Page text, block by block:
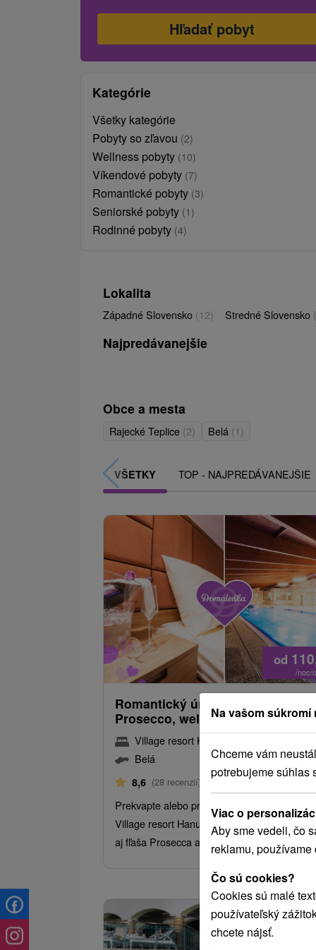
Kategórie
Všetky kategórie
Pobyty so zľavou (2)
Wellness pobyty (10)
Víkendové pobyty (7)
Romantické pobyty (3)
Seniorské pobyty (1)
Rodinné pobyty (4)
Lokalita
Západné Slovensko (12) Stredné Slovensko
Najpredávanejšie
Obce a mesta
Rajecké Teplice (2) Belá (1)
VŠETKY TOP - NAJPREDÁVANEJŠIE
od
/noc/
Romantický únik od všedných dní
Prosecco, wellness, polpenzia
Village resort Hanuliak
Belá
8,6 (28 recenzií) Od 1 NociPolpenzia
Prekvapte alebo príďte osláviť vaše výročie do
Village resort Hanuliak. Pripravené pre Vás
aj fľaša Prosecca a sladký domáci dezert.
Na vašom súkromí
Chceme vám
potrebujeme súhlas
Viac o
Aby sme vedeli, čo
reklamu,
Čo sú cookies?
Cookies sú malé
používateľský
chcete nájsť.